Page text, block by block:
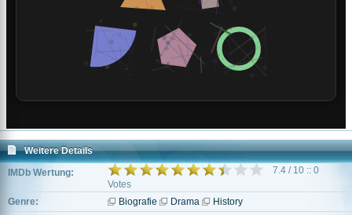
Weitere Details
IMDb Wertung:
7.4 / 10 :: 0
Votes
Genre:
Biografie Drama
History